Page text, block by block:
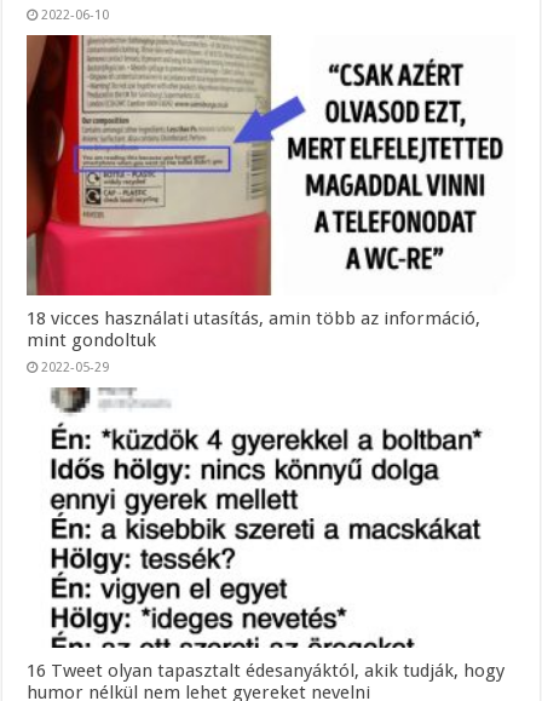
2022-06-10
18 vicces használati utasítás, amin több az információ,
mint gondoltuk
2022-05-29
16 Tweet olyan tapasztalt édesanyáktól, akik tudják, hogy
humor nélkül nem lehet gyereket nevelni